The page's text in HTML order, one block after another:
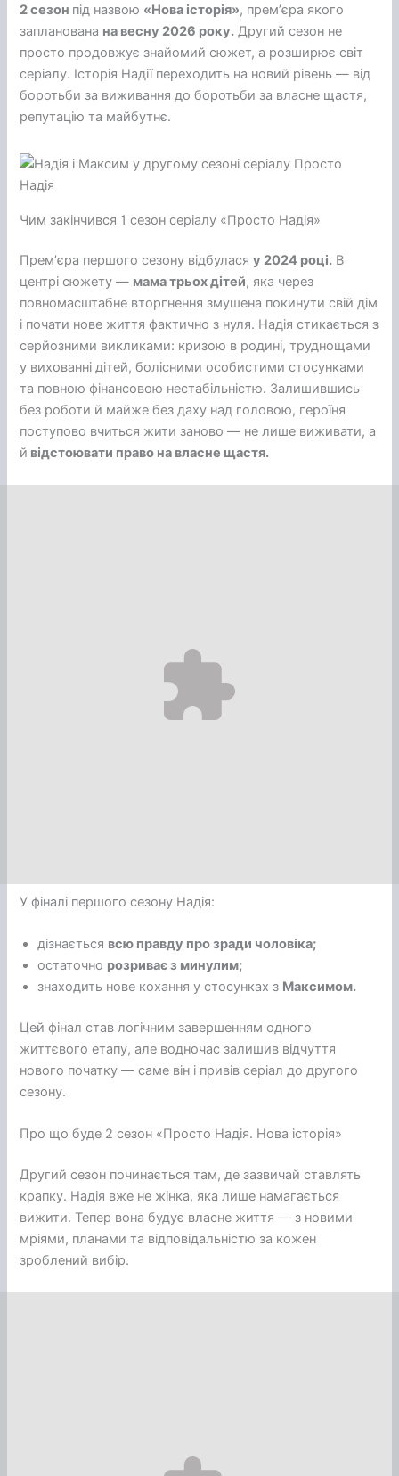
2 сезон під назвою «Нова історія», премʼєра якого
запланована на весну 2026 року. Другий сезон не
просто продовжує знайомий сюжет, а розширює світ
серіалу. Історія Надії переходить на новий рівень — від
боротьби за виживання до боротьби за власне щастя,
репутацію та майбутнє.
Чим закінчився 1 сезон серіалу «Просто Надія»
Премʼєра першого сезону відбуласяу 2024 році. В
центрі сюжету — мама трьох дітей, яка через
повномасштабне вторгнення змушена покинути свій дім
і почати нове життя фактично з нуля. Надія стикається з
серйозними викликами: кризою в родині, труднощами
у вихованні дітей, болісними особистими стосунками
та повною фінансовою нестабільністю. Залишившись
без роботи й майже без даху над головою, героїня
поступово вчиться жити заново — не лише виживати, а
й відстоювати право на власне щастя.
У фіналі першого сезону Надія:
дізнається всю правду про зради чоловіка;
остаточно розриває з минулим;
знаходить нове кохання у стосунках з Максимом.
Цей фінал став логічним завершенням одного
життєвого етапу, але водночас залишив відчуття
нового початку — саме він і привів серіал до другого
сезону.
Про що буде 2 сезон «Просто Надія. Нова історія»
Другий сезон починається там, де зазвичай ставлять
крапку. Надія вже не жінка, яка лише намагається
вижити. Тепер вона будує власне життя — з новими
мріями, планами та відповідальністю за кожен
зроблений вибір.